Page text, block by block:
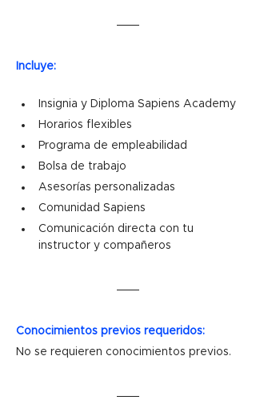
Incluye:
Insignia y Diploma Sapiens Academy
Horarios flexibles
Programa de empleabilidad
Bolsa de trabajo
Asesorías personalizadas
Comunidad Sapiens
Comunicación directa con tu
instructor y compañeros
Conocimientos previos requeridos:
No se requieren conocimientos previos.